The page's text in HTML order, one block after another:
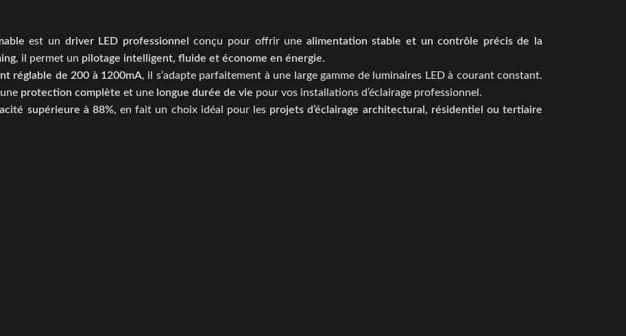
est un driver LED professionnel conçu pour offrir une alimentation stable et un contrôle précis de la
, il permet un pilotage intelligent, fluide et économe en énergie.
réglable de 200 à 1200mA, il s’adapte parfaitement à une large gamme de luminaires LED à courant constant.
protection complète et une longue durée de vie pour vos installations d’éclairage professionnel.
supérieure à 88%, en fait un choix idéal pour les projets d’éclairage architectural, résidentiel ou tertiaire